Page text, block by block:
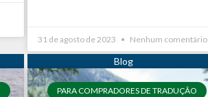
31 de agosto de 2023 Nenhum comentário
PARA COMPRADORES DE TRADUÇÃO